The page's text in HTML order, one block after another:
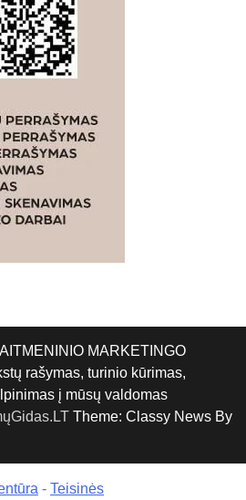
MARKETINGO
rašymas, turinio kūrimas,
į mūsų valdomas
Theme: Classy News By
- Teisinės